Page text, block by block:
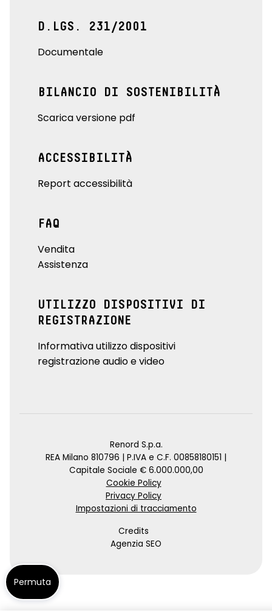
D.LGS. 231/2001
Documentale
BILANCIO DI SOSTENIBILITÀ
Scarica versione pdf
ACCESSIBILITÀ
Report accessibilità
FAQ
Vendita
Assistenza
UTILIZZO DISPOSITIVI DI
REGISTRAZIONE
Informativa utilizzo dispositivi
registrazione audio e video
Renord S.p.a.
REA Milano 810796 | P.IVA e C.F. 00858180151 |
Capitale Sociale € 6.000.000,00
Cookie Policy
Privacy Policy
Impostazioni di tracciamento
Credits
Agenzia SEO
Permuta